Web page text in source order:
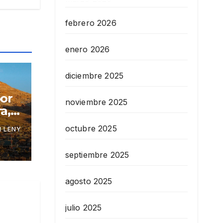
LENY
febrero 2026
enero 2026
diciembre 2025
noviembre 2025
octubre 2025
septiembre 2025
agosto 2025
julio 2025